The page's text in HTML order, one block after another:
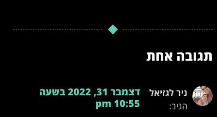
תגובה אחת
ניר לגזיאל
הגיב:
דצמבר 31, 2022 בשעה
10:55 pm